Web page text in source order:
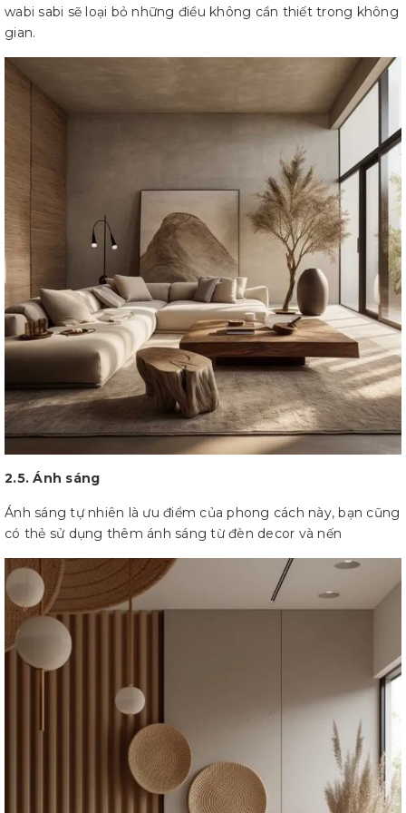
wabi sabi sẽ loại bỏ những điều không cần thiết trong không
gian.
2.5. Ánh sáng
Ánh sáng tự nhiên là ưu điểm của phong cách này, bạn cũng
có thẻ sử dụng thêm ánh sáng từ đèn decor và nến